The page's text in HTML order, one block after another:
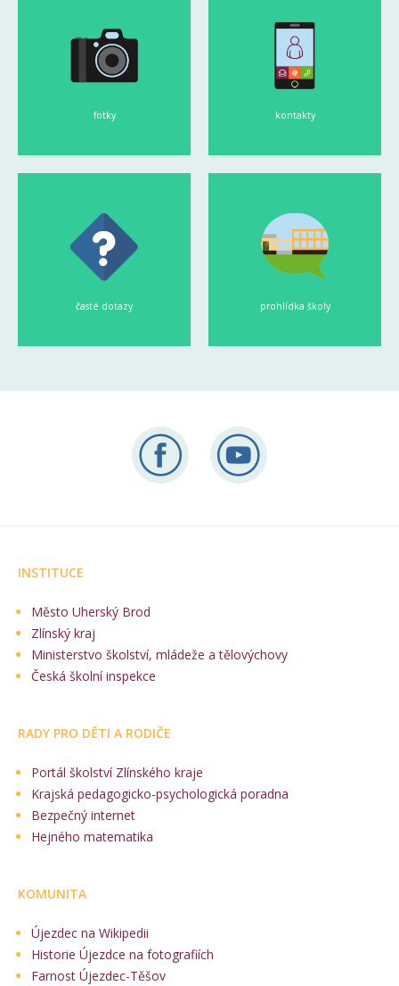
fotky kontakty
časté dotazy prohlídka školy
INSTITUCE
Město Uherský Brod
Zlínský kraj
Ministerstvo školství, mládeže a tělovýchovy
Česká školní inspekce
RADY PRO DĚTI A RODIČE
Portál školství Zlínského kraje
Krajská pedagogicko-psychologická poradna
Bezpečný internet
Hejného matematika
KOMUNITA
Újezdec na Wikipedii
Historie Újezdce na fotografiích
Farnost Újezdec-Těšov